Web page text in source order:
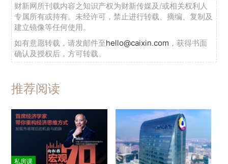
财新网所刊载内容之知识产权为财新传媒及/或相关权利人
专属所有或持有。未经许可，禁止进行转载、摘编、复制及
建立镜像等任何使用。
如有意愿转载，请发邮件至hello@caixin.com ，获得书面
确认及授权后，方可转载。
推荐阅读
私房课